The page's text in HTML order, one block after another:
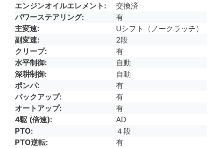
エンジンオイルエレメント
交換済
パワーステアリング
有
主変速
Uシフト（ノークラッチ）
副変速
2段
クリープ
有
水平制御
自動
深耕制御
自動
ポンパ
有
バックアップ
有
オートアップ
有
4駆 (倍速)
AD
PTO
４段
PTO逆転
有